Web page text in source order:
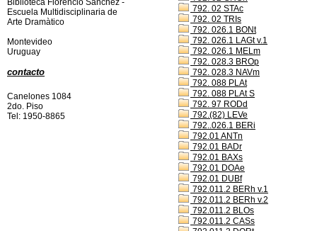
792. 02 STAc
792. 02 TRIs
792. 026.1 BONt
792. 026.1 LAGt v.1
792. 026.1 MELm
792. 028.3 BROp
792. 028.3 NAVm
792. 088 PLAt
792. 088 PLAt S
792. 97 RODd
792.(82) LEVe
792..026.1 BERi
792.01 ANTn
792.01 BADr
792.01 BAXs
792.01 DOAe
792.01 DUBf
792.011.2 BERh v.1
792.011.2 BERh v.2
792.011.2 BLOs
792.011.2 CASs
Biblioteca Florencio Sànchez -
Escuela Multidisciplinaria de
Arte Dramàtico
Montevideo
Uruguay
contacto
Canelones 1084
2do. Piso
Tel: 1950-8865